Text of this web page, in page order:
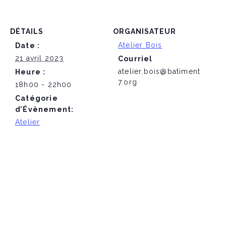
DÉTAILS
Date :
21 avril 2023
Heure :
18h00 - 22h00
Catégorie
d’Évènement:
Atelier
ORGANISATEUR
Atelier Bois
Courriel
atelier.bois@batiment
7.org